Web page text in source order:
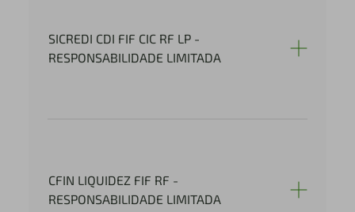
SICREDI CDI FIF CIC RF LP -
RESPONSABILIDADE LIMITADA
CFIN LIQUIDEZ FIF RF -
RESPONSABILIDADE LIMITADA